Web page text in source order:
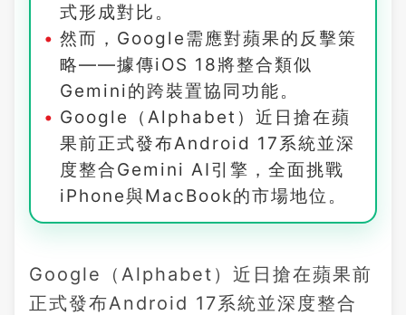
式形成對比。
然而，Google需應對蘋果的反擊策
略——據傳iOS 18將整合類似
Gemini的跨裝置協同功能。
Google（Alphabet）近日搶在蘋
果前正式發布Android 17系統並深
度整合Gemini AI引擎，全面挑戰
iPhone與MacBook的市場地位。
Google（Alphabet）近日搶在蘋果前
正式發布Android 17系統並深度整合